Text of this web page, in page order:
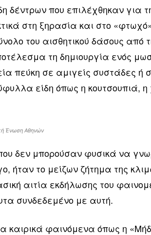
δέντρων που επιλέχθηκαν για
στη ξηρασία και στο
του αισθητικού δάσους
τη δημιουργία ενός
πεύκη σε αμιγείς συστάδες ή
είδη όπως η κουτσουπιά,
Ένωση Αθηνών
δεν μπορούσαν φυσικά να
ήταν το μείζων ζήτημα της
αιτία εκδήλωσης του
συνδεδεμένο με αυτή.
καιρικά φαινόμενα όπως η